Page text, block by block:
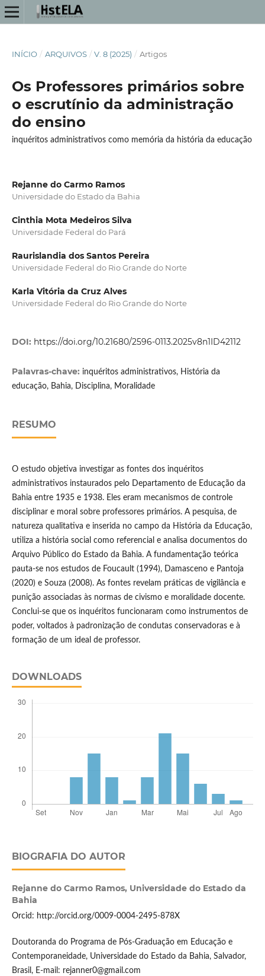
INÍCIO / ARQUIVOS / V. 8 (2025) / Artigos
Os Professores primários sobre
o escrutínio da administração
do ensino
inquéritos administrativos como memória da história da educação
Rejanne do Carmo Ramos
Universidade do Estado da Bahia
Cinthia Mota Medeiros Silva
Universidade Federal do Pará
Raurislandia dos Santos Pereira
Universidade Federal do Rio Grande do Norte
Karla Vitória da Cruz Alves
Universidade Federal do Rio Grande do Norte
DOI: https://doi.org/10.21680/2596-0113.2025v8n1ID42112
Palavras-chave: inquéritos administrativos, História da
educação, Bahia, Disciplina, Moralidade
RESUMO
O estudo objetiva investigar as fontes dos inquéritos
administrativos instaurados pelo Departamento de Educação da
Bahia entre 1935 e 1938. Eles eram mecanismos de controle
disciplinar e moral sobre professores primários. A pesquisa, de
natureza qualitativa e inserida no campo da História da Educação,
utiliza a história social como referencial e analisa documentos do
Arquivo Público do Estado da Bahia. A fundamentação teórica
pauta-se nos estudos de Foucault (1994), Damasceno e Pantoja
(2020) e Souza (2008). As fontes revelam práticas de vigilância e
punição associadas às normas de civismo e moralidade docente.
Conclui-se que os inquéritos funcionaram como instrumentos de
poder, voltados à padronização de condutas conservadoras e à
formação de um ideal de professor.
DOWNLOADS
BIOGRAFIA DO AUTOR
Rejanne do Carmo Ramos, Universidade do Estado da
Bahia
Orcid: http://orcid.org/0009-0004-2495-878X
Doutoranda do Programa de Pós-Graduação em Educação e
Contemporaneidade, Universidade do Estado da Bahia, Salvador,
Brasil, E-mail: rejanner0@gmail.com